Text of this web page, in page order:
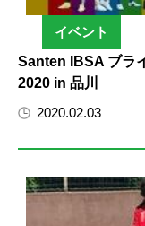
イベント
Santen IBSA ブラ
2020 in 品川
2020.02.03